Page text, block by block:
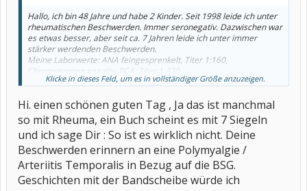
Hallo, ich bin 48 Jahre und habe 2 Kinder. Seit 1998 leide ich unter
rheumatischen Beschwerden. Immer seronegativ. Dazwischen war
es etwas besser, aber seit ca. 7 Jahren leide ich unter immer
stärker werdenden Beschwerden.
Meine Laborwerte: ANA feingesprenkelt, Titer 1:160,
Chromosomen negativ, PCA: Titer 1:320
Rheumafaktor <10, CRP ist immer leicht erhöht - zwischen 0,8 und
SchulterOP.
BSG war immer erhöht: 21/41, 14/40, 1999 war die BSG 36/71 und
2000 bei 30/60.
Ich war damals schon in der Rheumaambulanz in Behandlung. Man
versuchte es immer mit Cortison und Schmerzmittel. Einige Jahre
verspürte ich dann eine Besserung. Daraufhin ließ ich alle Medis
weg. 2008, als ich eine Ausbildung zur Altenbetreuerin begann,
fing alles wieder an. Daraufhin erfolgte eine erneute Vorstellung in
Klicke in dieses Feld, um es in vollständiger Größe anzuzeigen.
Hi. einen schönen guten Tag , Ja das ist manchmal
so mit Rheuma, ein Buch scheint es mit 7 Siegeln
und ich sage Dir : So ist es wirklich nicht. Deine
Beschwerden erinnern an eine Polymyalgie /
Arteriitis Temporalis in Bezug auf die BSG.
Geschichten mit der Bandscheibe würde ich